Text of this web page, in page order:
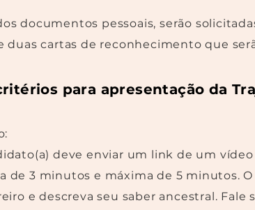
documentos pessoais, serão
duas cartas de reconhecimento que
para apresentação da
deve enviar um link de um
de 3 minutos e máxima de 5 minutos.
e descreva seu saber ancestral.